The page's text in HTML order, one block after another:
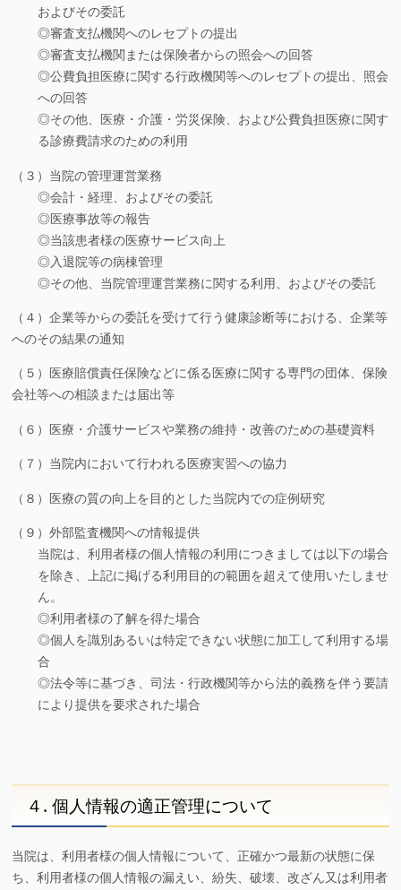
およびその委託
◎審査支払機関へのレセプトの提出
◎審査支払機関または保険者からの照会への回答
◎公費負担医療に関する行政機関等へのレセプトの提出、照会
への回答
◎その他、医療・介護・労災保険、および公費負担医療に関す
る診療費請求のための利用
（３）当院の管理運営業務
◎会計・経理、およびその委託
◎医療事故等の報告
◎当該患者様の医療サービス向上
◎入退院等の病棟管理
◎その他、当院管理運営業務に関する利用、およびその委託
（４）企業等からの委託を受けて行う健康診断等における、企業等
へのその結果の通知
（５）医療賠償責任保険などに係る医療に関する専門の団体、保険
会社等への相談または届出等
（６）医療・介護サービスや業務の維持・改善のための基礎資料
（７）当院内において行われる医療実習への協力
（８）医療の質の向上を目的とした当院内での症例研究
（９）外部監査機関への情報提供
当院は、利用者様の個人情報の利用につきましては以下の場合
を除き、上記に掲げる利用目的の範囲を超えて使用いたしませ
ん。
◎利用者様の了解を得た場合
◎個人を識別あるいは特定できない状態に加工して利用する場
合
◎法令等に基づき、司法・行政機関等から法的義務を伴う要請
により提供を要求された場合
４. 個人情報の適正管理について
当院は、利用者様の個人情報について、正確かつ最新の状態に保
ち、利用者様の個人情報の漏えい、紛失、破壊、改ざん又は利用者